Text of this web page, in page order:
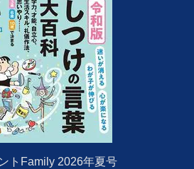
トFamily 2026年夏号